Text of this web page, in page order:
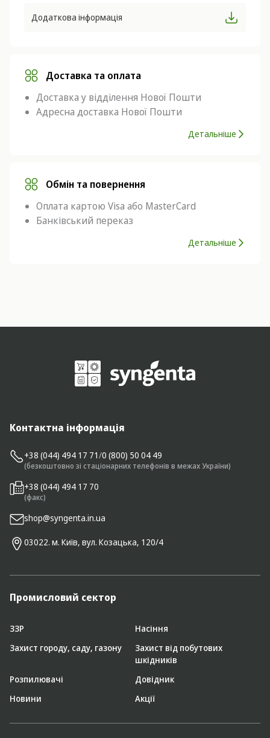
Додаткова інформація
Доставка та оплата
Доставка у відділення Нової Пошти
Адресна доставка Нової Пошти
Детальніше
Обмін та повернення
Оплата картою Visa або MasterCard
Банківський переказ
Детальніше
Контактна інформація
+38 (044) 494 17 71/0 (800) 50 04 49
(безкоштовно зі стаціонарних телефонів в межах України)
+38 (044) 494 17 70
(факс)
shop@syngenta.in.ua
03022. м. Київ, вул. Козацька, 120/4
Промисловий сектор
ЗЗР
Насіння
Захист городу, саду, газону
Захист від побутових
шкідників
Розпилювачі
Довідник
Новини
Акції